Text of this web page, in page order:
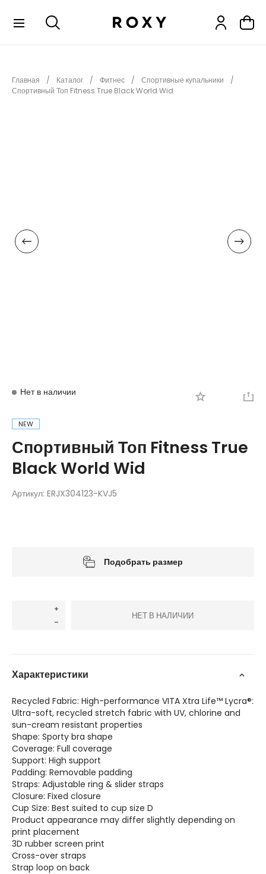
НОВИНКИ
АКСЕССУАРЫ
Главная Каталог Фитнес
Спортивные купальники
Спортивный Топ Fitness True Black World Wid
Нет в наличии
NEW
Спортивный Топ Fitness True
Black World Wid
Артикул: ERJX304123-KVJ5
Подобрать размер
НЕТ В НАЛИЧИИ
Характеристики
Recycled Fabric: High-performance VITA Xtra Life™ Lycra®:
Ultra-soft, recycled stretch fabric with UV, chlorine and
sun-cream resistant properties
Shape: Sporty bra shape
Coverage: Full coverage
Support: High support
Padding: Removable padding
Straps: Adjustable ring & slider straps
Closure: Fixed closure
Cup Size: Best suited to cup size D
Product appearance may differ slightly depending on
print placement
3D rubber screen print
Cross-over straps
Strap loop on back